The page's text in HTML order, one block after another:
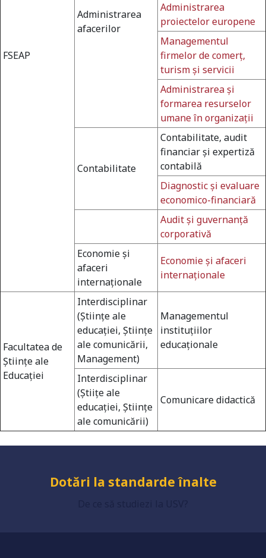
FSEAP
Administrarea
afacerilor
Administrarea
proiectelor europene
Managementul
firmelor de comerţ,
turism şi servicii
Administrarea şi
formarea resurselor
umane în organizaţii
Contabilitate
Contabilitate, audit
financiar şi expertiză
contabilă
Diagnostic şi evaluare
economico-financiară
Audit şi guvernanţă
corporativă
Economie şi
afaceri
internaţionale
Economie şi afaceri
internaţionale
Facultatea de
Ştiinţe ale
Educaţiei
Interdisciplinar
(Ştiinţe ale
educaţiei, Ştiinţe
ale comunicării,
Management)
Managementul
instituţiilor
educaţionale
Interdisciplinar
(Ştiiţe ale
educaţiei, Ştiinţe
ale comunicării)
Comunicare didactică
Universitate acreditată